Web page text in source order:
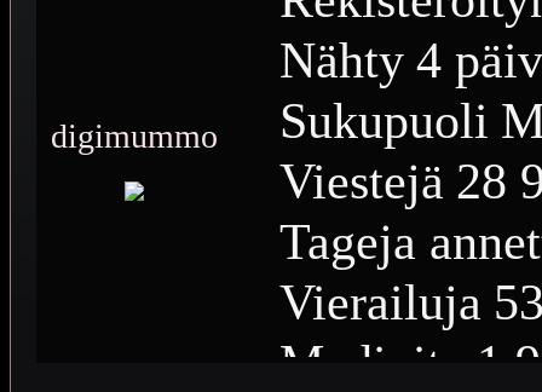
digimummo
Nähty 4
Sukupuoli
Viestejä 28
Tageja
Vierailuja
Medioita
1